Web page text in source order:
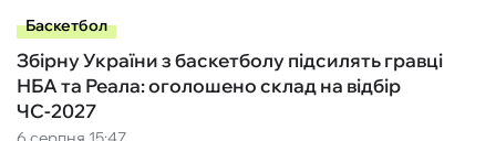
Баскетбол
Збірну України з баскетболу підсилять гравці
НБА та Реала: оголошено склад на відбір
ЧС-2027